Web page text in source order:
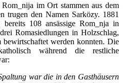
im Ort stammen aus dem
trugen den Namen Sarközy. 1881
108 ansässige Rom_nja in
Romasiedlungen in Holzschlag,
werden konnten. Die
während die restliche
war die in den Gasthäusern